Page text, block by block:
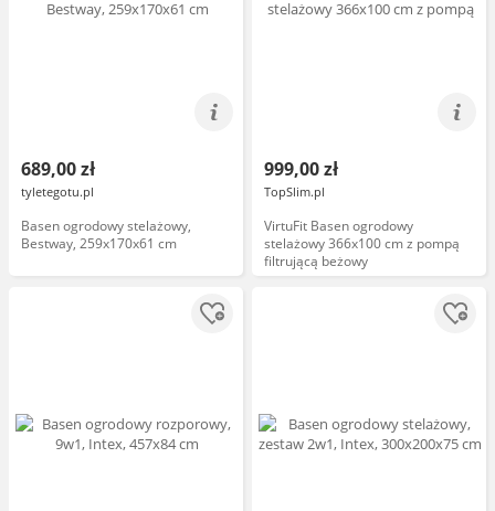
689,00 zł
tyletegotu.pl
Basen ogrodowy stelażowy,
Bestway, 259x170x61 cm
999,00 zł
TopSlim.pl
VirtuFit Basen ogrodowy
stelażowy 366x100 cm z pompą
filtrującą beżowy